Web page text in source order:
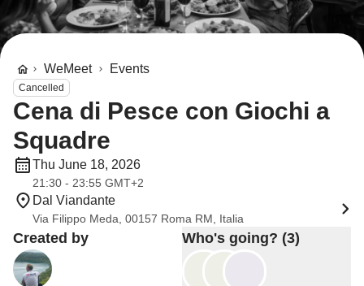
WeMeet Events
Cancelled
Cena di Pesce con Giochi a
Squadre
Thu June 18, 2026
21:30 - 23:55 GMT+2
Dal Viandante
Via Filippo Meda, 00157 Roma RM, Italia
Created by Who's going? (3)